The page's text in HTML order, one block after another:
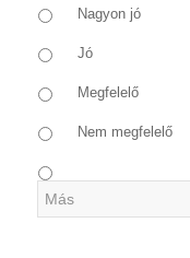
Nagyon jó
Jó
Megfelelő
Nem megfelelő